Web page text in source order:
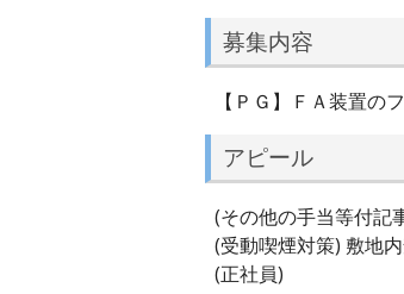
募集内容
【ＰＧ】ＦＡ装置の
アピール
(その他の手当等付記
(受動喫煙対策) 敷地
(正社員)